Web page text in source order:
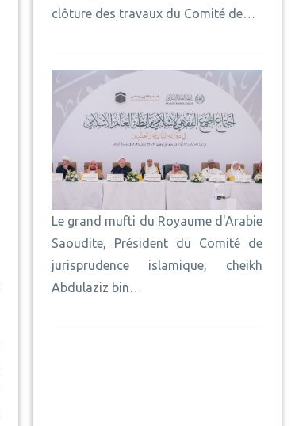
clôture des travaux du Comité de…
Le grand mufti du Royaume d'Arabie
Saoudite, Président du Comité de
jurisprudence islamique, cheikh
Abdulaziz bin…